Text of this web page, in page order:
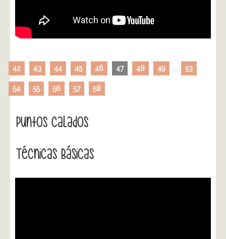
42 43 44 45 46 47 48 49 53
54 55 56 57 58
Puntos Calados
Técnicas Básicas